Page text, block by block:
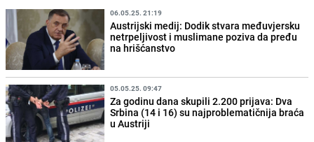
06.05.25. 21:19
Austrijski medij: Dodik stvara međuvjersku
netrpeljivost i muslimane poziva da pređu
na hrišćanstvo
05.05.25. 09:47
Za godinu dana skupili 2.200 prijava: Dva
Srbina (14 i 16) su najproblematičnija braća
u Austriji